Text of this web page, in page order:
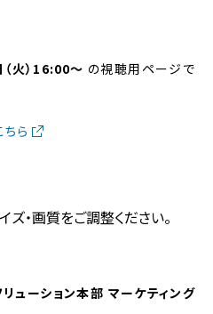
火）16:00〜 の視聴用ページで
ちら
・画質をご調整ください。
ューション本部 マーケティング